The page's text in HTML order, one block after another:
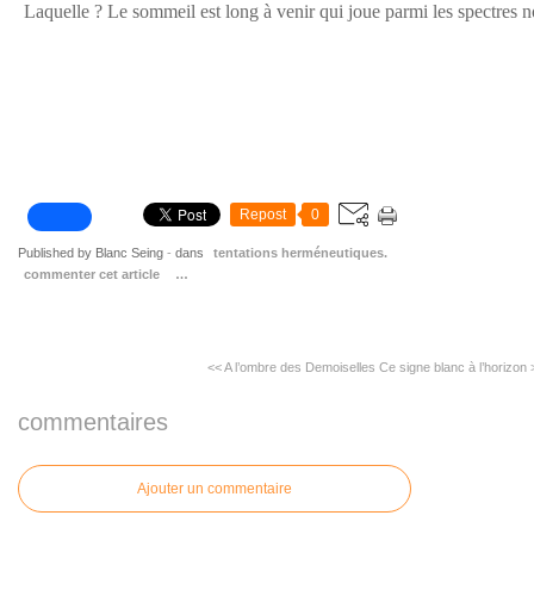
Laquelle ? Le sommeil est long à venir qui joue parmi les spectres
Repost 0
Published by Blanc Seing - dans
tentations herméneutiques.
commenter cet article
…
<< A l’ombre des Demoiselles Ce signe blanc à l’horizon
commentaires
Ajouter un commentaire